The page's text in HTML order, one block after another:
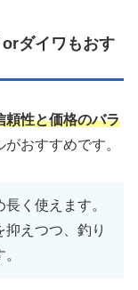
ダイワもおす
頼性と価格のバラ
おすすめです。
く使えます。
えつつ、釣り